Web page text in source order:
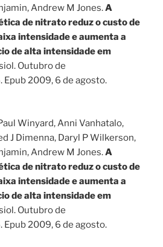
Andrew M Jones.A
de nitrato reduz o custo de
intensidade e aumenta a
de alta intensidade em
Outubro de
Epub 2009, 6 de agosto.
Winyard, Anni Vanhatalo,
J Dimenna, Daryl P Wilkerson,
Andrew M Jones.A
de nitrato reduz o custo de
intensidade e aumenta a
de alta intensidade em
Outubro de
Epub 2009, 6 de agosto.